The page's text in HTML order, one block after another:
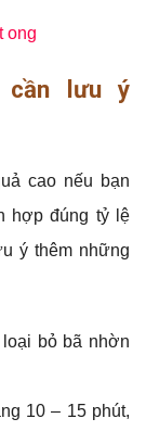
ong
cần lưu ý
cao nếu bạn
hợp đúng tỷ lệ
ý thêm những
loại bỏ bã nhờn
10 – 15 phút,